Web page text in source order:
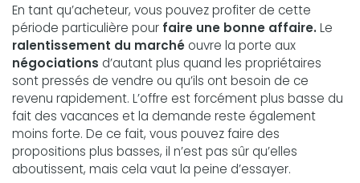
En tant qu’acheteur, vous pouvez profiter de cette
période particulière pour faire une bonne affaire.Le
ralentissement du marché ouvre la porte aux
négociations d’autant plus quand les propriétaires
sont pressés de vendre ou qu’ils ont besoin de ce
revenu rapidement. L’offre est forcément plus basse du
fait des vacances et la demande reste également
moins forte. De ce fait, vous pouvez faire des
propositions plus basses, il n’est pas sûr qu’elles
aboutissent, mais cela vaut la peine d’essayer.